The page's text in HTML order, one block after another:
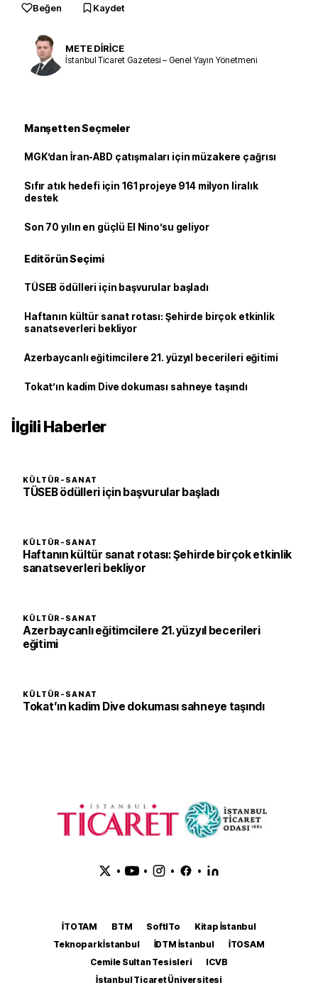
Beğen Kaydet
METE DİRİCE
İstanbul Ticaret Gazetesi – Genel Yayın Yönetmeni
Manşetten Seçmeler
MGK’dan İran-ABD çatışmaları için müzakere çağrısı
Sıfır atık hedefi için 161 projeye 914 milyon liralık
destek
Son 70 yılın en güçlü El Nino’su geliyor
Editörün Seçimi
TÜSEB ödülleri için başvurular başladı
Haftanın kültür sanat rotası: Şehirde birçok etkinlik
sanatseverleri bekliyor
Azerbaycanlı eğitimcilere 21. yüzyıl becerileri eğitimi
Tokat’ın kadim Dive dokuması sahneye taşındı
İlgili Haberler
KÜLTÜR-SANAT
TÜSEB ödülleri için başvurular başladı
KÜLTÜR-SANAT
Haftanın kültür sanat rotası: Şehirde birçok etkinlik
sanatseverleri bekliyor
KÜLTÜR-SANAT
Azerbaycanlı eğitimcilere 21. yüzyıl becerileri
eğitimi
KÜLTÜR-SANAT
Tokat’ın kadim Dive dokuması sahneye taşındı
• • • •
İTOTAM BTM SoftITo
Kitap İstanbul
Teknopark İstanbul
İDTM İstanbul
İTOSAM
Cemile Sultan Tesisleri
ICVB
İstanbul Ticaret Üniversitesi